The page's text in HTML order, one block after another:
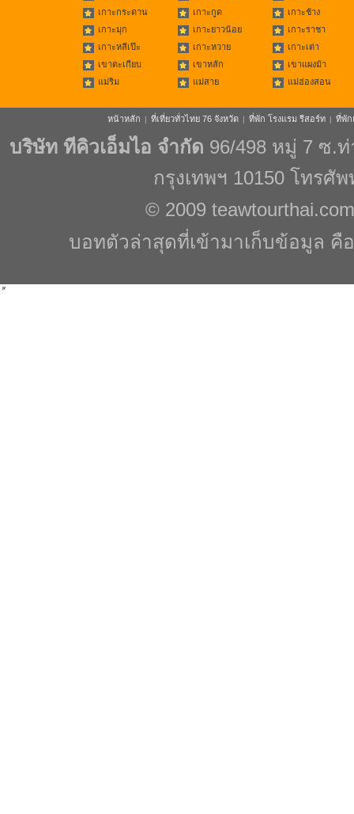
เกาะกระดาน
เกาะกูด
เกาะช้าง
เกาะมุก
เกาะยาวน้อย
เกาะราชา
เกาะหลีเป๊ะ
เกาะหวาย
เกาะเต่า
เขาตะเกียบ
เขาหลัก
เขาแผงม้า
แม่ริม
แม่สาย แม่ฮ่องสอน
หน้าหลัก | ที่เที่ยวทั่วไทย 76 จังหวัด | ที่พัก โรงแรม รีสอร์ท | ที่พัก
บริษัท ทีคิวเอ็มไอ จำกัด 96/498 หมู่ 7 ซ.
กรุงเทพฯ 10150 โทรศั
© 2009 teawtourthai.com
บอทตัวล่าสุดที่เข้ามาเก็บข้อมูล คือ